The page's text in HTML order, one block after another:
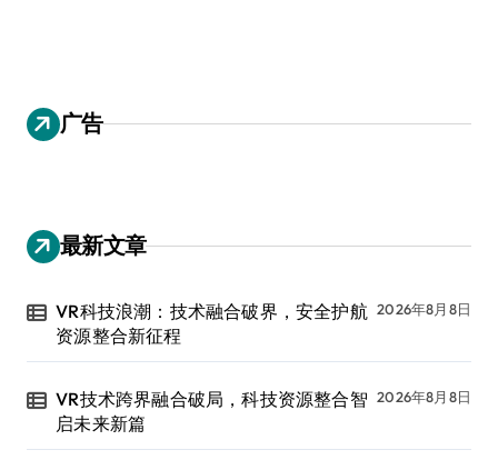
广告
最新文章
VR科技浪潮：技术融合破界，安全护航
资源整合新征程
2026年8月8日
VR技术跨界融合破局，科技资源整合智
启未来新篇
2026年8月8日